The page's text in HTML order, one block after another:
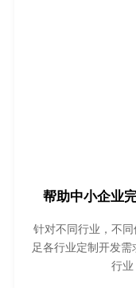
帮助中小企业
针对不同行业，不
足各行业定制开发
行业